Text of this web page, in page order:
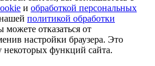
и обработкой персональных
политикой обработки
можете отказаться от
настройки браузера. Это
некоторых функций сайта.